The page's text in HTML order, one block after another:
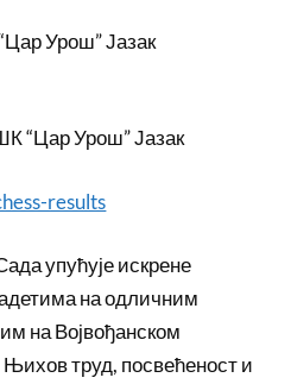
Урош” Јазак
“Цар Урош” Јазак
results
упућује искрене
на одличним
на Војвођанском
труд, посвећеност и